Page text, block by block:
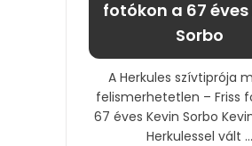
fotókon a 67 éves
Sorbo
A Herkules szívtiprója
felismerhetetlen – Friss
67 éves Kevin Sorbo
Herkulessel vált ...